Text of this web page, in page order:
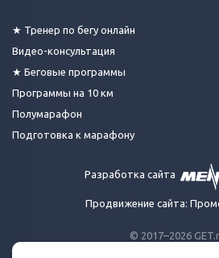
© 2017–2026
★ Тренер по бегу онлайн
Видео-консультация
★ Беговые программы
Программы на 10 км
Полумарафон
Подготовка к марафону
Разработка сайта
Продвижение сайта: